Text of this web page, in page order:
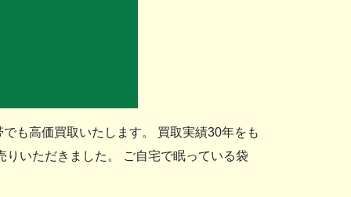
も高価買取いたします。 買取実績30年をも
いただきました。 ご自宅で眠っている袋